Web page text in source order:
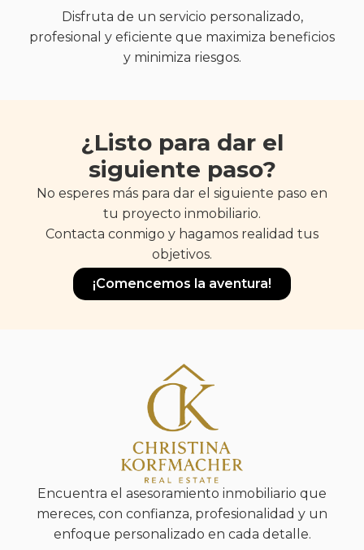
Disfruta de un servicio personalizado,
profesional y eficiente que maximiza beneficios
y minimiza riesgos.
¿Listo para dar el
siguiente paso?
No esperes más para dar el siguiente paso en
tu proyecto inmobiliario.
Contacta conmigo y hagamos realidad tus
objetivos.
¡Comencemos la aventura!
Encuentra el asesoramiento inmobiliario que
mereces, con confianza, profesionalidad y un
enfoque personalizado en cada detalle.